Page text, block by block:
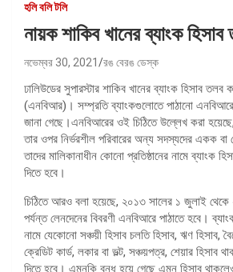
হলি বলি টলি
নায়ক শাকিব খানের ব্যাংক
নভেম্বর 30, 2021 রঙ বেরঙ ডেস্ক
ঢালিউডের সুপারস্টার শাকিব খানের ব্যাংক হিসাব তলব
(এনবিআর)। সম্প্রতি ব্যাংকগুলোতে পাঠানো
জানা গেছে।এনবিআরের ওই চিঠিতে উল্লেখ করা হয়েছে,
তার ওপর নির্ভরশীল পরিবারের অন্য সদস্যদের একক বা
তাদের মালিকানাধীন কোনো প্রতিষ্ঠানের নামে ব্যাংক
দিতে হবে।
চিঠিতে আরও বলা হয়েছে, ২০১৩ সালের ১ জুলাই
পর্যন্ত লেনদেনের বিবরণী এনবিআরে পাঠাতে হবে।
নামে যেকোনো সঞ্চয়ী হিসাব চলতি হিসাব, ঋণ হিসাব,
ক্রেডিট কার্ড, লকার বা ভল্ট, সঞ্চয়পত্র, শেয়ার হিসাব
দিতে হবে। এমনকি বন্ধ হয়ে গেছে এমন হিসাব